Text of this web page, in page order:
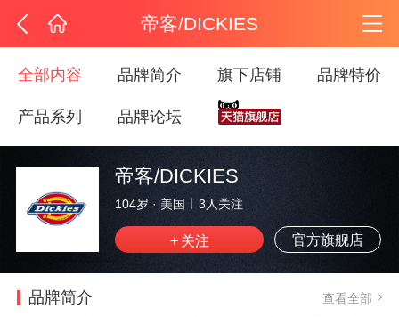
帝客/DICKIES
全部内容 品牌简介 旗下店铺 品牌特价
产品系列 品牌论坛
帝客/DICKIES
104岁 · 美国 3人关注
官方旗舰店
品牌简介 查看全部